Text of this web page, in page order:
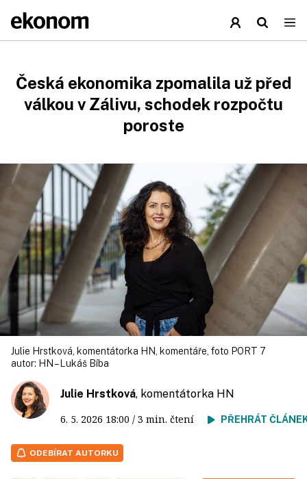
Česká ekonomika zpomalila už před
válkou v Zálivu, schodek rozpočtu
poroste
Julie Hrstková, komentátorka HN, komentáře, foto PORT 7
autor: HN – Lukáš Bíba
Julie Hrstková, komentátorka HN
6. 5. 2026 18:00 / 3 min. čtení PŘEHRÁT
ODEBÍRAT AUTORKU